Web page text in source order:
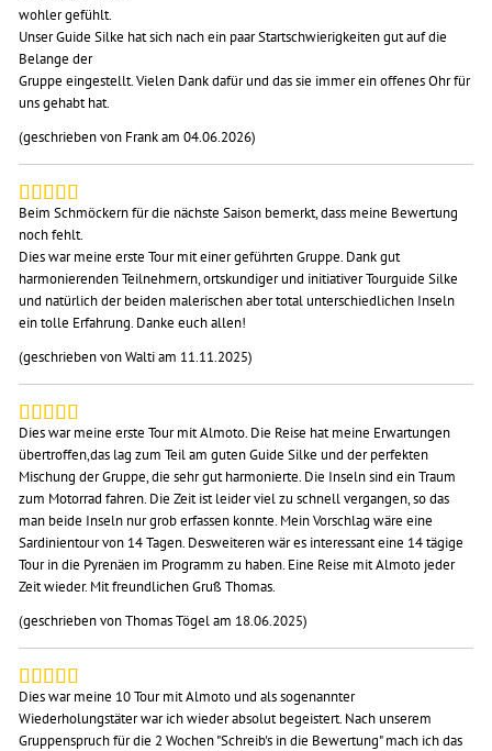
wohler gefühlt.
Unser Guide Silke hat sich nach ein paar Startschwierigkeiten gut auf die
Belange der
Gruppe eingestellt. Vielen Dank dafür und das sie immer ein offenes Ohr für
uns gehabt hat.
(geschrieben von Frank am 04.06.2026)
Beim Schmöckern für die nächste Saison bemerkt, dass meine Bewertung
noch fehlt.
Dies war meine erste Tour mit einer geführten Gruppe. Dank gut
harmonierenden Teilnehmern, ortskundiger und initiativer Tourguide Silke
und natürlich der beiden malerischen aber total unterschiedlichen Inseln
ein tolle Erfahrung. Danke euch allen!
(geschrieben von Walti am 11.11.2025)
Dies war meine erste Tour mit Almoto. Die Reise hat meine Erwartungen
übertroffen,das lag zum Teil am guten Guide Silke und der perfekten
Mischung der Gruppe, die sehr gut harmonierte. Die Inseln sind ein Traum
zum Motorrad fahren. Die Zeit ist leider viel zu schnell vergangen, so das
man beide Inseln nur grob erfassen konnte. Mein Vorschlag wäre eine
Sardinientour von 14 Tagen. Desweiteren wär es interessant eine 14 tägige
Tour in die Pyrenäen im Programm zu haben. Eine Reise mit Almoto jeder
Zeit wieder. Mit freundlichen Gruß Thomas.
(geschrieben von Thomas Tögel am 18.06.2025)
Dies war meine 10 Tour mit Almoto und als sogenannter
Wiederholungstäter war ich wieder absolut begeistert. Nach unserem
Gruppenspruch für die 2 Wochen "Schreib's in die Bewertung" mach ich das